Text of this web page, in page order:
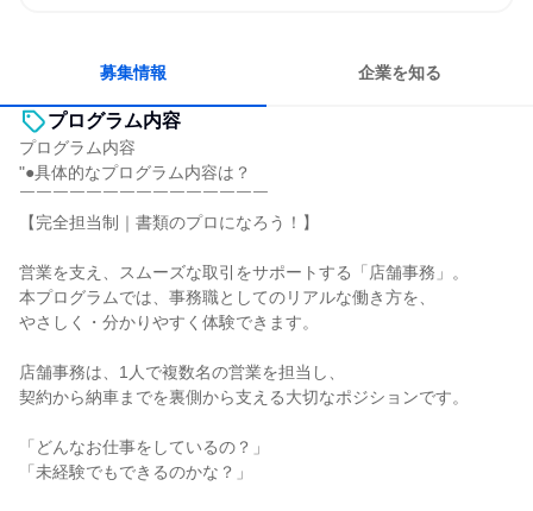
募集情報 企業を知る
プログラム内容
プログラム内容
"●具体的なプログラム内容は？
￣￣￣￣￣￣￣￣￣￣￣￣￣￣￣
【完全担当制｜書類のプロになろう！】
営業を支え、スムーズな取引をサポートする「店舗事務」。
本プログラムでは、事務職としてのリアルな働き方を、
やさしく・分かりやすく体験できます。
店舗事務は、1人で複数名の営業を担当し、
契約から納車までを裏側から支える大切なポジションです。
「どんなお仕事をしているの？」
「未経験でもできるのかな？」